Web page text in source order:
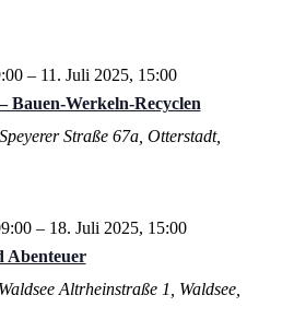
Bauen-Werkeln-Recyclen
– 11. Juli 2025, 15:00
Speyerer Straße 67a, Otterstadt,
Abenteuer
– 18. Juli 2025, 15:00
Altrheinstraße 1, Waldsee,